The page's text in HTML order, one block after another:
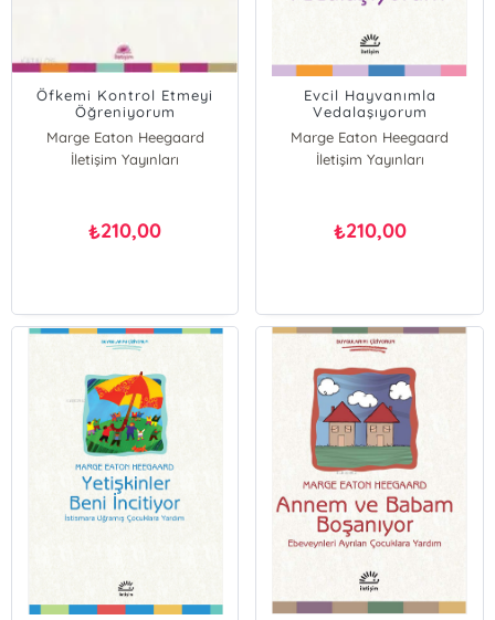
Öfkemi Kontrol Etmeyi
Öğreniyorum
Marge Eaton Heegaard
İletişim Yayınları
₺210,00
Evcil Hayvanımla
Vedalaşıyorum
Marge Eaton Heegaard
İletişim Yayınları
₺210,00